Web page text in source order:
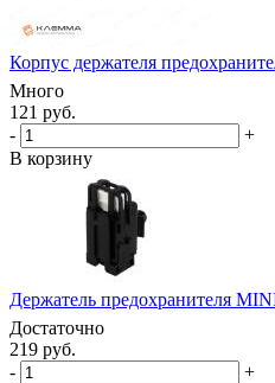
Корпус держателя
Много
121 руб.
-
+
В корзину
Держатель предохранителя
Достаточно
219 руб.
-
+